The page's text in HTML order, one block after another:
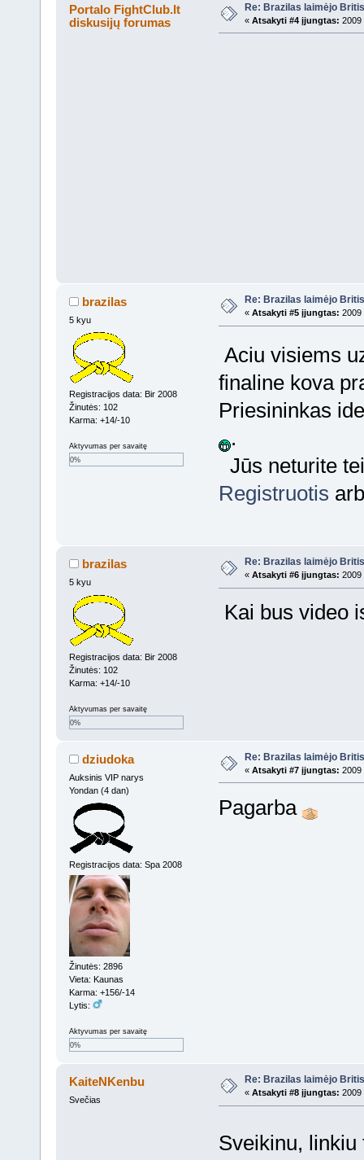
Portalo FightClub.lt
diskusijų forumas
Re: Brazilas laimėjo
« Atsakyti #4 įjungtas: 2009
brazilas
5 kyu
Registracijos data: Bir 2008
Žinutės: 102
Karma: +14/-10
Aktyvumas per savaitę
0%
Re: Brazilas laimėjo
« Atsakyti #5 įjungtas: 2009
Aciu visiems
finaline kova
Priesininkas
.
Jūs neturite
Registruotis
brazilas
5 kyu
Registracijos data: Bir 2008
Žinutės: 102
Karma: +14/-10
Aktyvumas per savaitę
0%
Re: Brazilas laimėjo
« Atsakyti #6 įjungtas: 2009
Kai bus video
dziudoka
Auksinis VIP narys
Yondan (4 dan)
Registracijos data: Spa 2008
Žinutės: 2896
Vieta: Kaunas
Karma: +156/-14
Lytis:
Aktyvumas per savaitę
0%
Re: Brazilas laimėjo
« Atsakyti #7 įjungtas: 2009
Pagarba
KaiteNKenbu
Svečias
Re: Brazilas laimėjo
« Atsakyti #8 įjungtas: 2009
Sveikinu,